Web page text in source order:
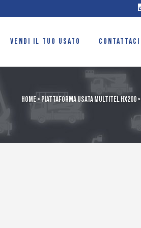
VENDI IL TUO USATO CONTATTACI
Home>Piattaforma usata Multitel HX200>